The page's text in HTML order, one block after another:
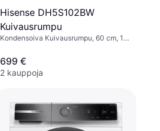
Hisense DH5S102BW
Kuivausrumpu
Kondensoiva Kuivausrumpu, 60 cm, 10
699 €
2 kauppoja